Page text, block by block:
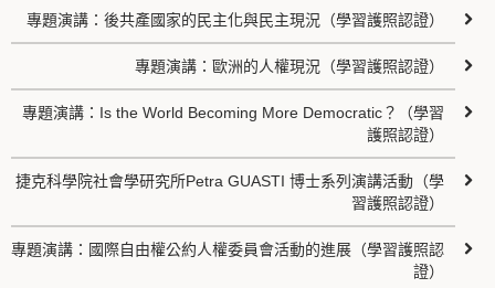
專題演講：後共產國家的民主化與民主現況（學習護照認證）
專題演講：歐洲的人權現況（學習護照認證）
專題演講：Is the World Becoming More Democratic？（學習
護照認證）
捷克科學院社會學研究所Petra GUASTI 博士系列演講活動（學
習護照認證）
專題演講：國際自由權公約人權委員會活動的進展（學習護照認
證）